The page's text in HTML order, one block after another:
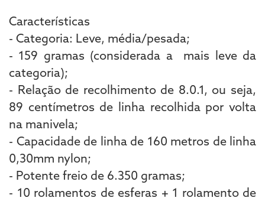
Características
- Categoria: Leve, média/pesada;
- 159 gramas (considerada a mais leve da
categoria);
- Relação de recolhimento de 8.0.1, ou seja,
89 centímetros de linha recolhida por volta
na manivela;
- Capacidade de linha de 160 metros de linha
0,30mm nylon;
- Potente freio de 6.350 gramas;
- 10 rolamentos de esferas + 1 rolamento de